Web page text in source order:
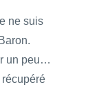
ne suis
un peu…
récupéré